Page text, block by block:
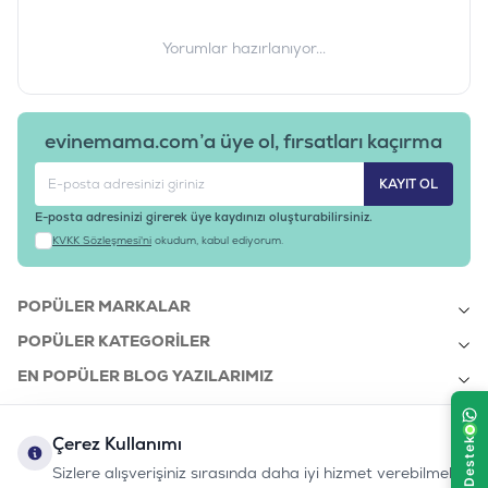
Yorumlar hazırlanıyor...
evinemama.com’a üye ol, fırsatları kaçırma
KAYIT OL
E-posta adresinizi girerek üye kaydınızı oluşturabilirsiniz.
KVKK Sözleşmesi'ni okudum, kabul ediyorum.
POPÜLER MARKALAR
POPÜLER KATEGORILER
EN POPÜLER BLOG YAZILARIMIZ
KURUMSAL
Çerez Kullanımı
Sizlere alışverişiniz sırasında daha iyi hizmet verebilmek